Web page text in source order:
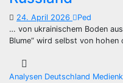
24. April 2026
Ped
… von ukrainischem Boden
Blume“ wird selbst von
Analysen Deutschland